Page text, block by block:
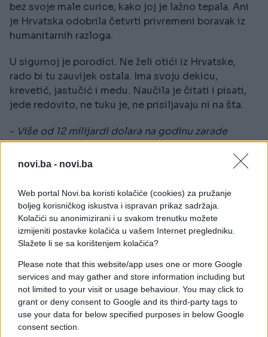
novi.ba - novi.ba
Web portal Novi.ba koristi kolačiće (cookies) za pružanje
boljeg korisničkog iskustva i ispravan prikaz sadržaja.
Kolačići su anonimizirani i u svakom trenutku možete
izmijeniti postavke kolačića u vašem Internet pregledniku.
Slažete li se sa korištenjem kolačića?
Please note that this website/app uses one or more Google
services and may gather and store information including but
not limited to your visit or usage behaviour. You may click to
grant or deny consent to Google and its third-party tags to
use your data for below specified purposes in below Google
consent section.
bez svoje male curice, kako joj je lažno tepala. Ani
je Hrvatska odobrila četvrti privremeni boravak iz
humanitarnih razloga.
U sigurnoj je porodici. Ne želi otići iz Hrvatske,
rado bi tu zauvijek ostala. Ima svoju dekicu,
krevetić, jastučić i medu. Naučila je čitati i pisati,
jede redovito, ne tuku je, ne prisiljavaju ni na šta.
- Više od 12 milijardi dolara na godinu zarade
trgovci ljudima - , šokirali su nas u MUP-u ovim
podatkom. Ova dobit odnosi se samo na trgovanje
iskorištavanja. Trgovanje ljudima jedan je od
najvećih međunarodnih problema posljednjih
godina,kažu u MUP-u.
Trgovanje ljudima jedan je od najgorih zločina
našeg doba. Muškarci su najčešće žrtve prisilnog
rada, žene prostitucije, a djeca prosjačenja i
prodaje porodicama bez djece. Svi mogu biti žrtve
zbog trgovanja ljudskim organima- , napominju u
MUP-u.